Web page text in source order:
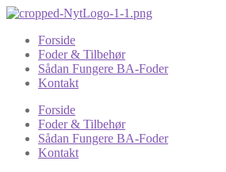
Forside
Foder & Tilbehør
Sådan Fungere BA-Foder
Kontakt
Forside
Foder & Tilbehør
Sådan Fungere BA-Foder
Kontakt